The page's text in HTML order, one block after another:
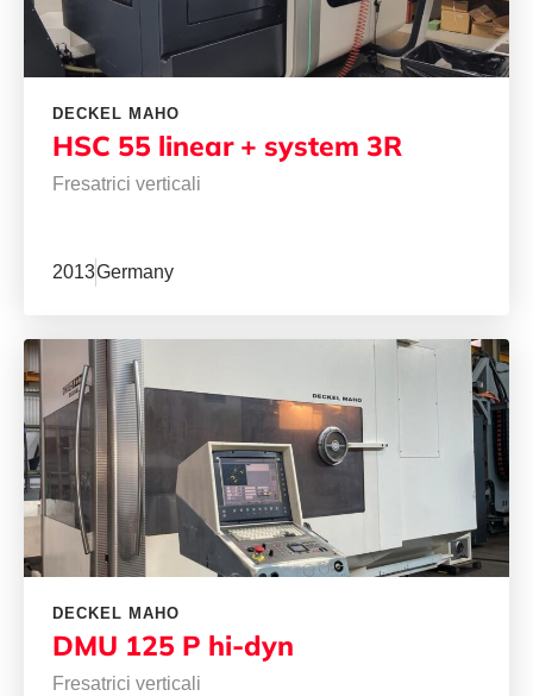
DECKEL MAHO
HSC 55 linear + system 3R
Fresatrici verticali
2013Germany
DECKEL MAHO
DMU 125 P hi-dyn
Fresatrici verticali